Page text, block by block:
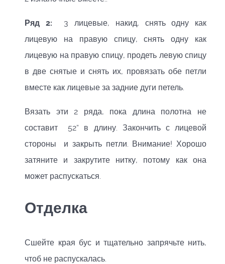
Ряд 2: 3 лицевые, накид, снять одну как
лицевую на правую спицу, снять одну как
лицевую на правую спицу, продеть левую спицу
в две снятые и снять их, провязать обе петли
вместе как лицевые за задние дуги петель.
Вязать эти 2 ряда, пока длина полотна не
составит 52” в длину. Закончить с лицевой
стороны и закрыть петли. Внимание! Хорошо
затяните и закрутите нитку, потому как она
может распускаться.
Отделка
Сшейте края бус и тщательно запрячьте нить,
чтоб не распускалась.